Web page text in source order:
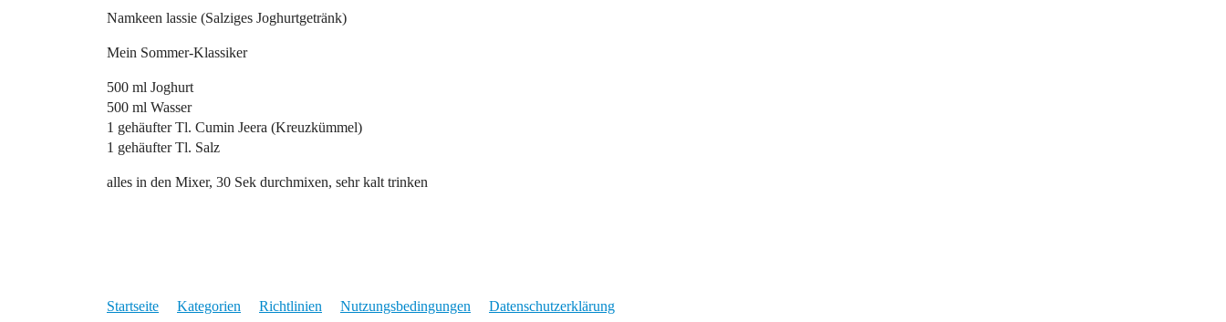
Namkeen lassie (Salziges Joghurtgetränk)
Mein Sommer-Klassiker
500 ml Joghurt
500 ml Wasser
1 gehäufter Tl. Cumin Jeera (Kreuzkümmel)
1 gehäufter Tl. Salz
alles in den Mixer, 30 Sek durchmixen, sehr kalt trinken
Startseite Kategorien Richtlinien Nutzungsbedingungen Datenschutzerklärung